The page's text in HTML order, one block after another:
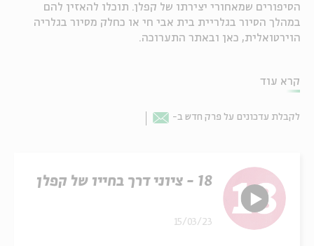
הסיפורים שמאחורי יצירתו של קפלן. תוכלו להאזין להם
במהלך הסיור בגלריית בית אבי חי או כחלק מסיור בגלריה
הוירטואלית, כאן ובאתר התערוכה.
קרא עוד
לקבלת עדכונים על פרק חדש ב- Email
18 - ציוני דרך בחייו של קפלן
15/03/23